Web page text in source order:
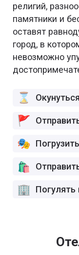
религий,
памятники и
оставят
город, в
невозможно
Погулять